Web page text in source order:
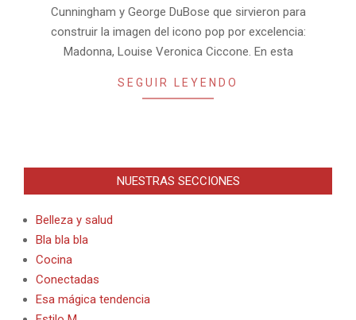
Cunningham y George DuBose que sirvieron para
construir la imagen del icono pop por excelencia:
Madonna, Louise Veronica Ciccone. En esta
SEGUIR LEYENDO
NUESTRAS SECCIONES
Belleza y salud
Bla bla bla
Cocina
Conectadas
Esa mágica tendencia